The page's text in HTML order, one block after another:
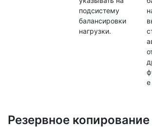
подсистему
балансировки
нагрузки.
е
Резервное копирование